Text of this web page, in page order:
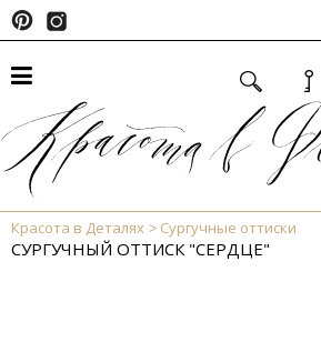
Красота в Деталях Сургучные оттиски
СУРГУЧНЫЙ ОТТИСК "СЕРДЦЕ"